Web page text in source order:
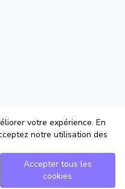
votre expérience. En
notre utilisation des
Accepter tous les
cookies